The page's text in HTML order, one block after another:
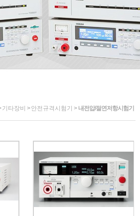
기타장비 >안전규격시험기 > 내전압/절연저항시험기